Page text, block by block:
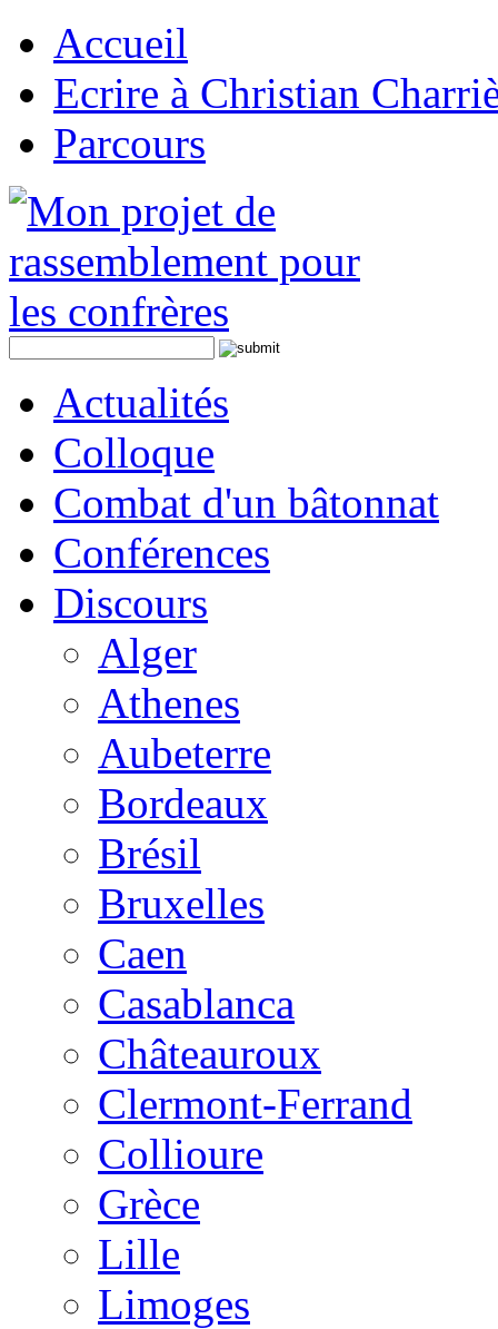
Accueil
Ecrire à Christian
Parcours
Actualités
Colloque
Combat d'un bâtonnat
Conférences
Discours
Alger
Athenes
Aubeterre
Bordeaux
Brésil
Bruxelles
Caen
Casablanca
Châteauroux
Clermont-Ferrand
Collioure
Grèce
Lille
Limoges